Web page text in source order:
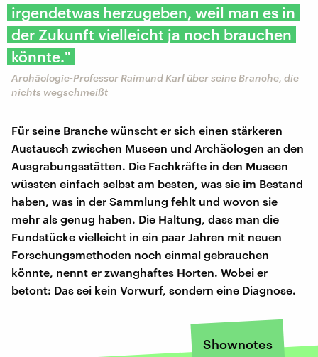
irgendetwas herzugeben, weil man es in
der Zukunft vielleicht ja noch brauchen
könnte."
Archäologie-Professor Raimund Karl über seine Branche, die
nichts wegschmeißt
Für seine Branche wünscht er sich einen stärkeren
Austausch zwischen Museen und Archäologen an den
Ausgrabungsstätten. Die Fachkräfte in den Museen
wüssten einfach selbst am besten, was sie im Bestand
haben, was in der Sammlung fehlt und wovon sie
mehr als genug haben. Die Haltung, dass man die
Fundstücke vielleicht in ein paar Jahren mit neuen
Forschungsmethoden noch einmal gebrauchen
könnte, nennt er zwanghaftes Horten. Wobei er
betont: Das sei kein Vorwurf, sondern eine Diagnose.
Shownotes